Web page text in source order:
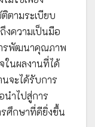
ตามระเบียบ
งความเป็นมือ
รพัฒนาคุณภาพ
ในผลงานที่ได้
จะได้รับการ
นำไปสู่การ
ศึกษาที่ดียิ่งขึ้น